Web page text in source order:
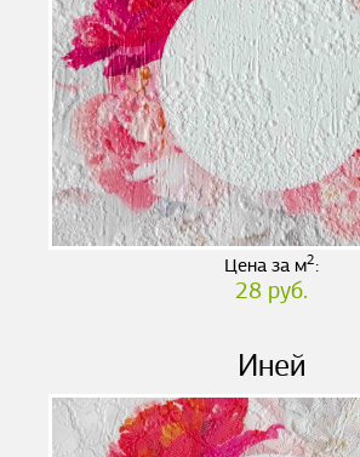
Цена за м2:
28 руб.
Иней